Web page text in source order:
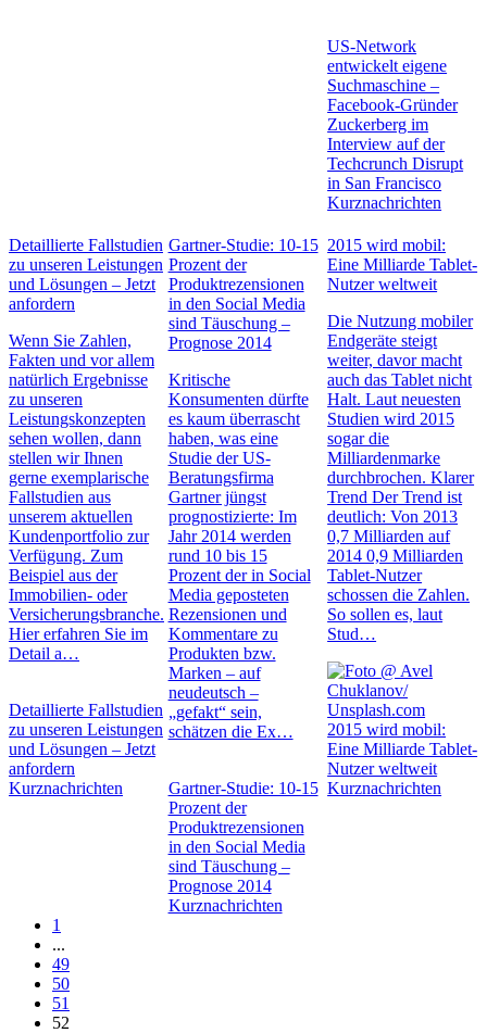
US-Network
entwickelt eigene
Suchmaschine –
Facebook-Gründer
Zuckerberg im
Interview auf der
Techcrunch Disrupt
in San Francisco
Kurznachrichten
Detaillierte Fallstudien
zu unseren Leistungen
und Lösungen – Jetzt
anfordern
Wenn Sie Zahlen,
Fakten und vor allem
natürlich Ergebnisse
zu unseren
Leistungskonzepten
sehen wollen, dann
stellen wir Ihnen
gerne exemplarische
Fallstudien aus
unserem aktuellen
Kundenportfolio zur
Verfügung. Zum
Beispiel aus der
Immobilien- oder
Versicherungsbranche.
Hier erfahren Sie im
Detail a…
Detaillierte Fallstudien
zu unseren Leistungen
und Lösungen – Jetzt
anfordern
Kurznachrichten
Gartner-Studie: 10-15
Prozent der
Produktrezensionen
in den Social Media
sind Täuschung –
Prognose 2014
Kritische
Konsumenten dürfte
es kaum überrascht
haben, was eine
Studie der US-
Beratungsfirma
Gartner jüngst
prognostizierte: Im
Jahr 2014 werden
rund 10 bis 15
Prozent der in Social
Media geposteten
Rezensionen und
Kommentare zu
Produkten bzw.
Marken – auf
neudeutsch –
„gefakt“ sein,
schätzen die Ex…
Gartner-Studie: 10-15
Prozent der
Produktrezensionen
in den Social Media
sind Täuschung –
Prognose 2014
Kurznachrichten
2015 wird mobil:
Eine Milliarde Tablet-
Nutzer weltweit
Die Nutzung mobiler
Endgeräte steigt
weiter, davor macht
auch das Tablet nicht
Halt. Laut neuesten
Studien wird 2015
sogar die
Milliardenmarke
durchbrochen. Klarer
Trend Der Trend ist
deutlich: Von 2013
0,7 Milliarden auf
2014 0,9 Milliarden
Tablet-Nutzer
schossen die Zahlen.
So sollen es, laut
Stud…
2015 wird mobil:
Eine Milliarde Tablet-
Nutzer weltweit
Kurznachrichten
1
...
49
50
51
52